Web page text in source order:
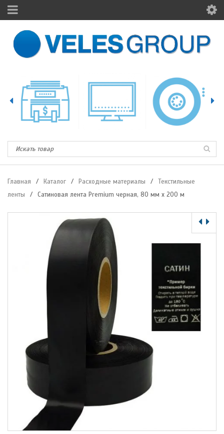
Главная / Каталог / Расходные материалы /
Текстильные
ленты
/ Сатиновая лента Premium черная, 80 мм х 200 м